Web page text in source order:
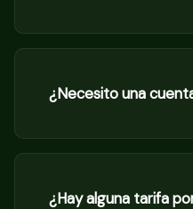
¿Necesito una
¿Hay alguna tarifa